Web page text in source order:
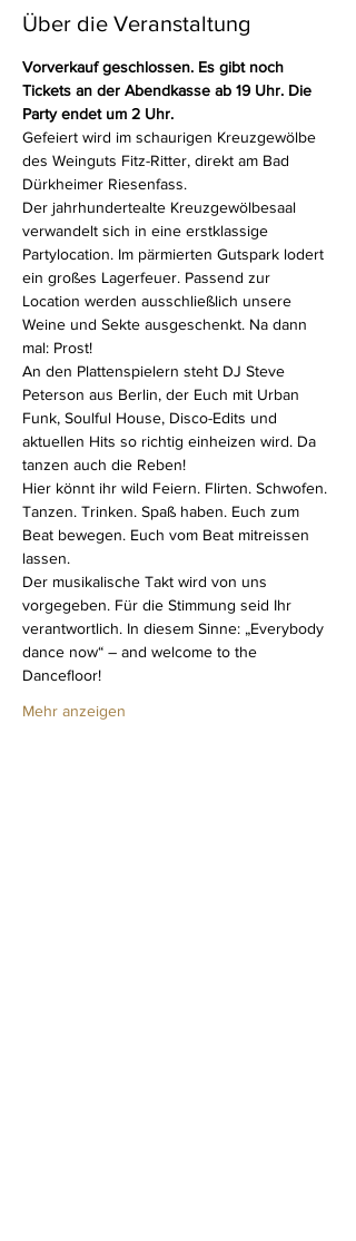
Über die Veranstaltung
Vorverkauf geschlossen. Es gibt noch
Tickets an der Abendkasse ab 19 Uhr. Die
Party endet um 2 Uhr.
Gefeiert wird im schaurigen Kreuzgewölbe
des Weinguts Fitz-Ritter, direkt am Bad
Dürkheimer Riesenfass.
Der jahrhundertealte Kreuzgewölbesaal
verwandelt sich in eine erstklassige
Partylocation. Im pärmierten Gutspark lodert
ein großes Lagerfeuer. Passend zur
Location werden ausschließlich unsere
Weine und Sekte ausgeschenkt. Na dann
mal: Prost!
An den Plattenspielern steht DJ Steve
Peterson aus Berlin, der Euch mit Urban
Funk, Soulful House, Disco-Edits und
aktuellen Hits so richtig einheizen wird. Da
tanzen auch die Reben!
Hier könnt ihr wild Feiern. Flirten. Schwofen.
Tanzen. Trinken. Spaß haben. Euch zum
Beat bewegen. Euch vom Beat mitreissen
lassen.
Der musikalische Takt wird von uns
vorgegeben. Für die Stimmung seid Ihr
verantwortlich. In diesem Sinne: „Everybody
dance now“ – and welcome to the
Dancefloor!
Mehr anzeigen